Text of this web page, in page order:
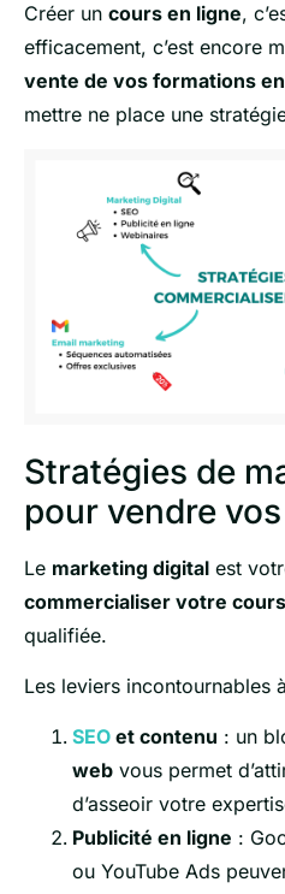
Créer un cours en ligne,
efficacement, c’est encore
vente de vos formations
mettre ne place une
Stratégies de
pour vendre
Le marketing digital est
commercialiser votre cours
qualifiée.
Les leviers incontournables
SEO et contenu : un
web vous permet
d’asseoir votre
Publicité en ligne :
ou YouTube Ads